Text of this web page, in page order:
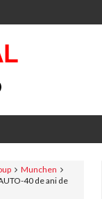
Munchen
40 de ani de